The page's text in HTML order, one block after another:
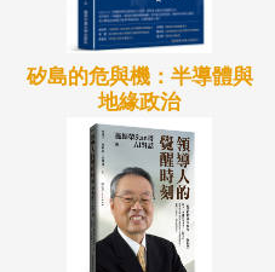
矽島的危與機：半導體與
地緣政治